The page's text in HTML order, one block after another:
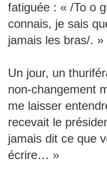
fatiguée : « /To o
connais, je sais
jamais les bras/. »
Un jour, un
non-changement
me laisser
recevait le
jamais dit ce que
écrire… »